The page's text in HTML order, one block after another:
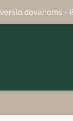
dovanoms -